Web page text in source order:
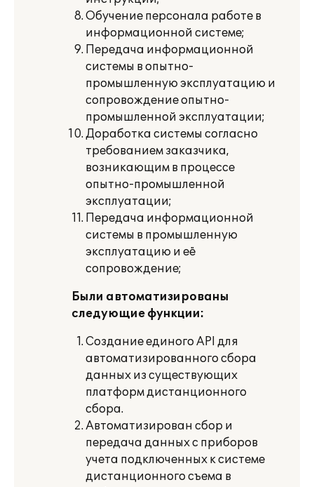
Обучение персонала работе в
информационной системе;
Передача информационной
системы в опытно-
промышленную эксплуатацию и
сопровождение опытно-
промышленной эксплуатации;
Доработка системы согласно
требованием заказчика,
возникающим в процессе
опытно-промышленной
эксплуатации;
Передача информационной
системы в промышленную
эксплуатацию и её
сопровождение;
Были автоматизированы
следующие функции:
Создание единого API для
автоматизированного сбора
данных из существующих
платформ дистанционного
сбора.
Автоматизирован сбор и
передача данных с приборов
учета подключенных к системе
дистанционного съема в